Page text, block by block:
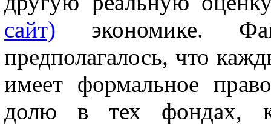
сайт) экономике.
предполагалось, что
имеет формальное
долю в тех фондах,